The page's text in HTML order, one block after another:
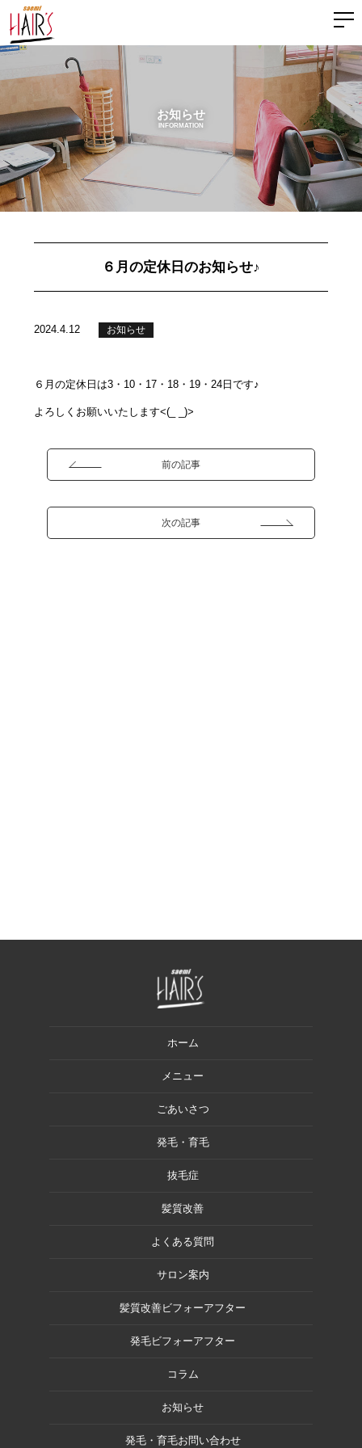
お知らせ
INFORMATION
６月の定休日のお知らせ♪
2024.4.12 お知らせ
６月の定休日は3・10・17・18・19・24日です♪
よろしくお願いいたします<(_ _)>
前の記事
次の記事
ホーム
メニュー
ごあいさつ
発毛・育毛
抜毛症
髪質改善
よくある質問
サロン案内
髪質改善ビフォーアフター
発毛ビフォーアフター
コラム
お知らせ
発毛・育毛お問い合わせ